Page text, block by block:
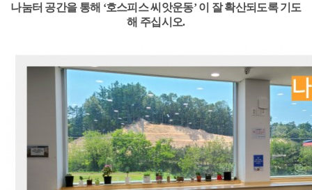
나눔터 공간을 통해 ‘호스피스 씨앗운동’ 이 잘 확산되도록 기도
해 주십시오.